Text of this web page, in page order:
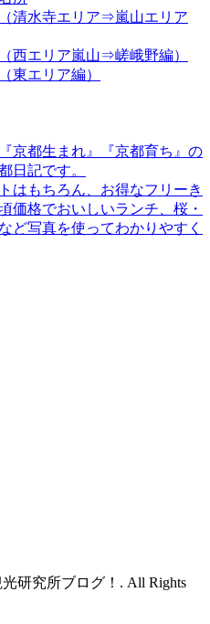
清水寺エリア⇒嵐山エリア
西エリア嵐山⇒嵯峨野編）
東エリア編）
京都生まれ』『京都育ち』の
日記です。
はもちろん、お得なフリーき
価格でおいしいランチ、桜・
ど写真を使ってわかりやすく
研究所ブログ！. All Rights